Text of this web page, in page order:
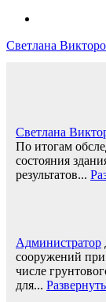
Светлана
Светлана
По итогам
состояния
результатов...
Администратор
сооружений
числе
для... Развернуть